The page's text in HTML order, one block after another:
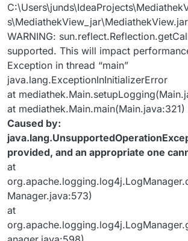
s\MediathekView_jar\MediathekView.jar
WARNING:
supported. This will impact
Exception in thread “main”
java.lang.ExceptionInInitializerError
at
at mediathek.Main.main(Main.java:321)
Caused by:
provided, and an appropriate one
at
Manager.java:573)
at